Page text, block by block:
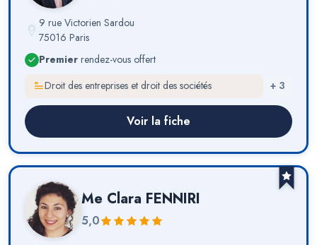
9 rue Victorien Sardou
75016 Paris
Premier rendez-vous offert
Droit des entreprises et droit des sociétés
+ 3
Voir la fiche
Me Clara FENNIRI
5,0